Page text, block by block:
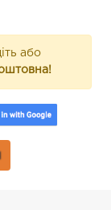
або